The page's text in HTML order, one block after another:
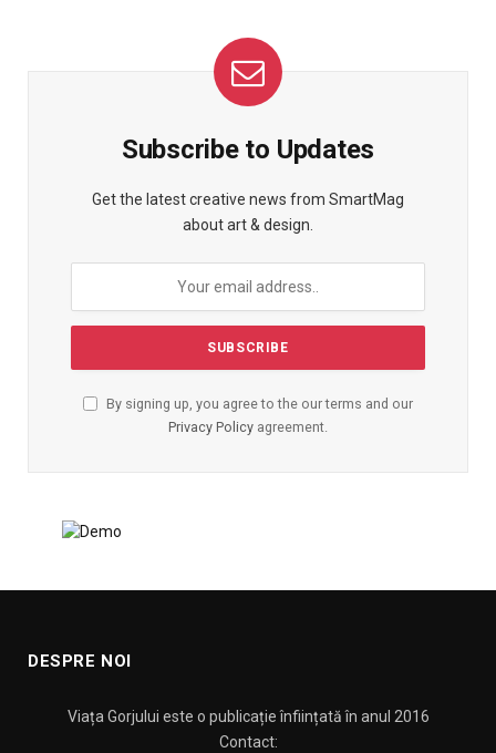
Subscribe to Updates
Get the latest creative news from SmartMag
about art & design.
By signing up, you agree to the our terms and our
Privacy Policy agreement.
DESPRE NOI
Viața Gorjului este o publicație înființată în anul 2016
Contact: